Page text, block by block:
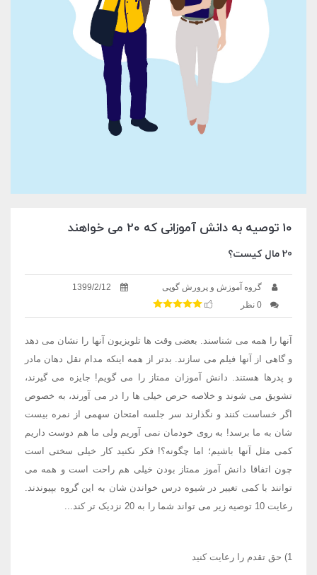
10 توصیه به دانش آموزانی که 20 می خواهند
20 مال کیست؟
گروه آموزش و پرورش گوپی
1399/2/12
0 نظر
آنها را همه می شناسند. بعضی وقت ها تلویزیون آنها را نشان می دهد
و گاهی از آنها فیلم می سازند. بدتر از همه اینکه مدام نقل دهان مادر
و پدرها هستند. دانش آموزان ممتاز را می گویم! جایزه می گیرند،
تشویق می شوند و خلاصه حرص خیلی ها را در می آورند، به خصوص
اگر خساست کنند و نگذارند سر جلسه امتحان سهمی از نمره بیست
شان به ما برسد‍! به روی خودمان نمی آوریم ولی ما هم دوست داریم
کمی مثل آنها باشیم؛ اما چگونه؟! فکر نکنید کار خیلی سختی است
چون اتفاقا دانش آموز ممتاز بودن خیلی هم راحت است و همه می
توانند با کمی تغییر در شیوه درس خواندن شان به این گروه بپیوندند.
رعایت 10 توصیه زیر می تواند شما را به 20 نزدیک تر کند...
1) حق تقدم را رعایت کنید